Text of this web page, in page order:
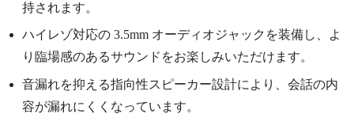
持されます。
ハイレゾ対応の 3.5mm オーディオジャックを装備し、よ
り臨場感のあるサウンドをお楽しみいただけます。
音漏れを抑える指向性スピーカー設計により、会話の内
容が漏れにくくなっています。